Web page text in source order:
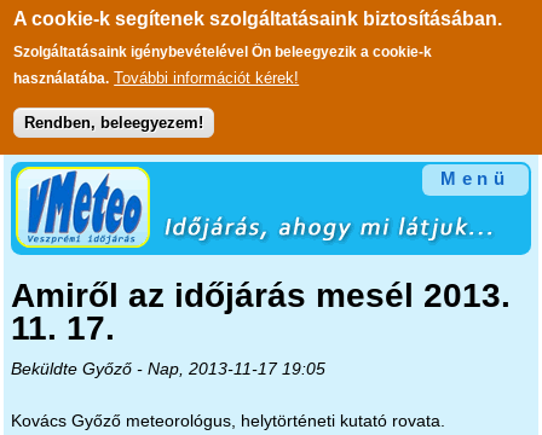
A cookie-k segítenek szolgáltatásaink biztosításában.
Szolgáltatásaink igénybevételével Ön beleegyezik a cookie-k
használatába. További információt kérek!
Rendben, beleegyezem!
Ugrás a tartalomra
Menü
Amiről az időjárás mesél 2013.
11. 17.
Beküldte Győző- Nap, 2013-11-17 19:05
Kovács Győző meteorológus, helytörténeti kutató rovata.